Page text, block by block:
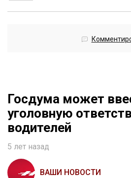
Госдума может
уголовную
водителей
5 лет назад
ВАШИ НОВОСТИ